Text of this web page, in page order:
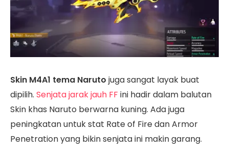
Skin M4A1 tema Naruto juga sangat layak buat
dipilih. Senjata jarak jauh FF ini hadir dalam balutan
Skin khas Naruto berwarna kuning. Ada juga
peningkatan untuk stat Rate of Fire dan Armor
Penetration yang bikin senjata ini makin garang.